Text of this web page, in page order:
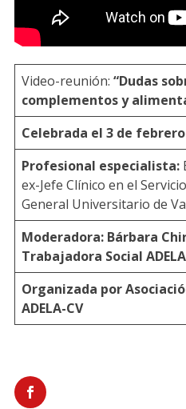
Video-reunión: “Dudas
complementos y
Celebrada el 3 de febrero
Profesional especialista:
ex-Jefe Clínico en el
General Universitario de
Moderadora: Bárbara
Trabajadora Social
Organizada por
ADELA-CV